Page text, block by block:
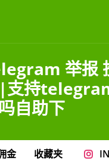
举报
支持
自助下
金 收藏夹